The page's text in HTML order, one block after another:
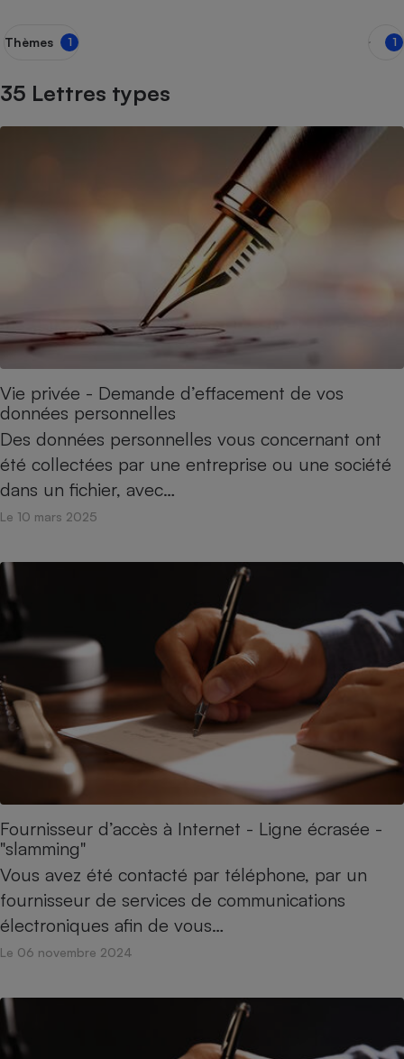
Thèmes 1 1
35 Lettres types
Vie privée - Demande d’effacement de vos
données personnelles
Des données personnelles vous concernant ont
été collectées par une entreprise ou une société
dans un fichier, avec…
Le 10 mars 2025
Fournisseur d’accès à Internet - Ligne écrasée -
"slamming"
Vous avez été contacté par téléphone, par un
fournisseur de services de communications
électroniques afin de vous…
Le 06 novembre 2024
Petit électroménager -
Plaque de cuisson à
induction
Climatiseur -
Ventilateur
Cafetière à expressos
Téléviseur
Smartphone
Matelas
Antimoustique